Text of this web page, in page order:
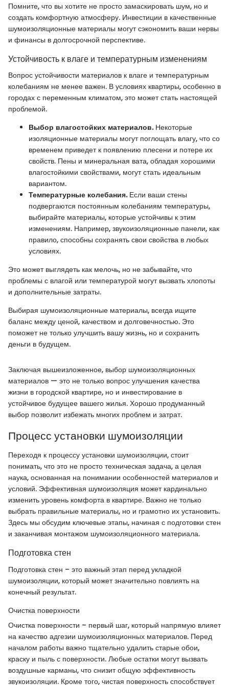
Помните, что вы хотите не просто замаскировать шум, но и
создать комфортную атмосферу. Инвестиции в качественные
шумоизоляционные материалы могут сэкономить ваши нервы
и финансы в долгосрочной перспективе.
Устойчивость к влаге и температурным изменениям
Вопрос устойчивости материалов к влаге и температурным
колебаниям не менее важен. В условиях квартиры, особенно в
городах с переменным климатом, это может стать настоящей
проблемой.
Выбор влагостойких материалов.Некоторые
изоляционные материалы могут поглощать влагу, что со
временем приведет к появлению плесени и потере их
свойств. Пены и минеральная вата, обладая хорошими
влагостойкими свойствами, могут стать идеальным
вариантом.
Температурные колебания.Если ваши стены
подвергаются постоянным колебаниям температуры,
выбирайте материалы, которые устойчивы к этим
изменениям. Например, звукоизоляционные панели, как
правило, способны сохранять свои свойства в любых
условиях.
Это может выглядеть как мелочь, но не забывайте, что
проблемы с влагой или температурой могут вызвать хлопоты
и дополнительные затраты.
Выбирая шумоизоляционные материалы, всегда ищите
баланс между ценой, качеством и долговечностью. Это
поможет не только улучшить вашу жизнь, но и сохранить
деньги в будущем.
Заключая вышеизложенное, выбор шумоизоляционных
материалов — это не только вопрос улучшения качества
жизни в городской квартире, но и инвестирование в
устойчивое будущее вашего жилья. Хорошо продуманный
выбор позволит избежать многих проблем и затрат.
Процесс установки шумоизоляции
Переходя к процессу установки шумоизоляции, стоит
понимать, что это не просто техническая задача, а целая
наука, основанная на понимании особенностей материалов и
условий. Эффективная шумоизоляция может кардинально
изменить уровень комфорта в квартире. Важно не только
выбрать правильные материалы, но и грамотно их установить.
Здесь мы обсудим ключевые этапы, начиная с подготовки стен
и заканчивая монтажом шумоизоляционного материала.
Подготовка стен
Подготовка стен – это важный этап перед укладкой
шумоизоляции, который может значительно повлиять на
конечный результат.
Очистка поверхности
Очистка поверхности – первый шаг, который напрямую влияет
на качество адгезии шумоизоляционных материалов. Перед
началом работы важно тщательно удалить старые обои,
краску и пыль с поверхности. Любые остатки могут вызвать
воздушные карманы, что снизит общую эффективность
звукоизоляции. Кроме того, чистая поверхность способствует